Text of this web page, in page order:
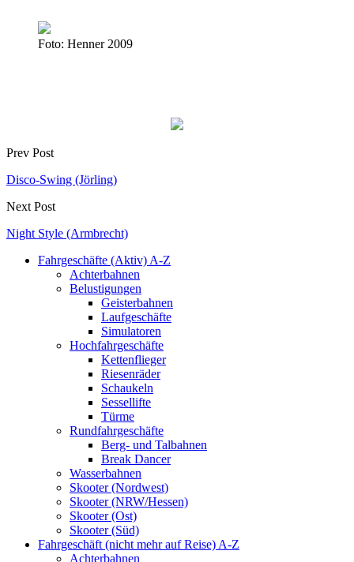
Foto: Henner 2009
Prev Post
Disco-Swing (Jörling)
Next Post
Night Style (Armbrecht)
Fahrgeschäfte (Aktiv) A-Z
Achterbahnen
Belustigungen
Geisterbahnen
Laufgeschäfte
Simulatoren
Hochfahrgeschäfte
Kettenflieger
Riesenräder
Schaukeln
Sessellifte
Türme
Rundfahrgeschäfte
Berg- und Talbahnen
Break Dancer
Wasserbahnen
Skooter (Nordwest)
Skooter (NRW/Hessen)
Skooter (Ost)
Skooter (Süd)
Fahrgeschäft (nicht mehr auf Reise) A-Z
Achterbahnen